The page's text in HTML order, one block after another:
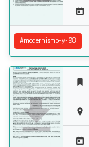

#modernismo-y-98



